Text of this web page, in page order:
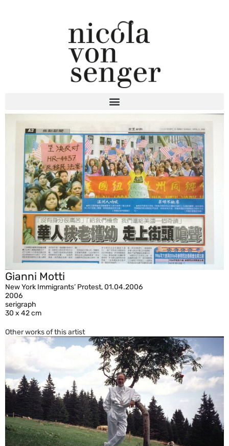
Gianni Motti
New York Immigrants’ Protest, 01.04.2006
2006
serigraph
30 x 42 cm
Other works of this artist